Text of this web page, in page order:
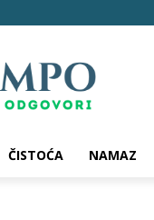
ČISTOĆA NAMAZ